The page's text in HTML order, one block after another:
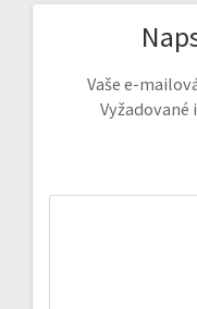
Vaše e-
Vyžadované